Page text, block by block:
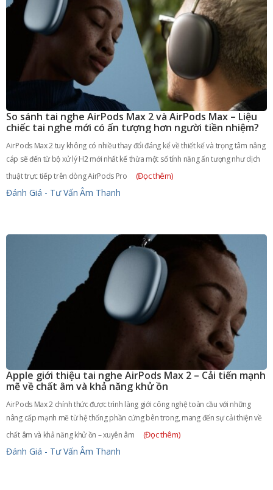
So sánh tai nghe AirPods Max 2 và AirPods Max – Liệu
chiếc tai nghe mới có ấn tượng hơn người tiền nhiệm?
AirPods Max 2 tuy không có nhiều thay đổi đáng kể về thiết kế và trọng tâm nâng
cáp sẽ đến từ bộ xử lý H2 mới nhất kế thừa một số tính năng ấn tượng như dịch
thuật trực tiếp trên dòng AirPods Pro
(Đọc thêm)
Đánh Giá - Tư Vấn Âm Thanh
Apple giới thiệu tai nghe AirPods Max 2 – Cải tiến mạnh
mẽ về chất âm và khả năng khử ồn
AirPods Max 2 chính thức được trình làng giới công nghệ toàn cầu với những
nâng cấp mạnh mẽ từ hệ thống phần cứng bên trong, mang đến sự cải thiện về
chất âm và khả năng khử ồn – xuyên âm
(Đọc thêm)
Đánh Giá - Tư Vấn Âm Thanh